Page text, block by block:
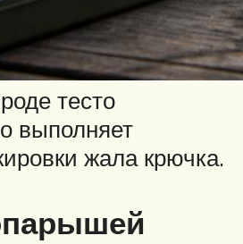
тесто
выполняет
жала крючка.